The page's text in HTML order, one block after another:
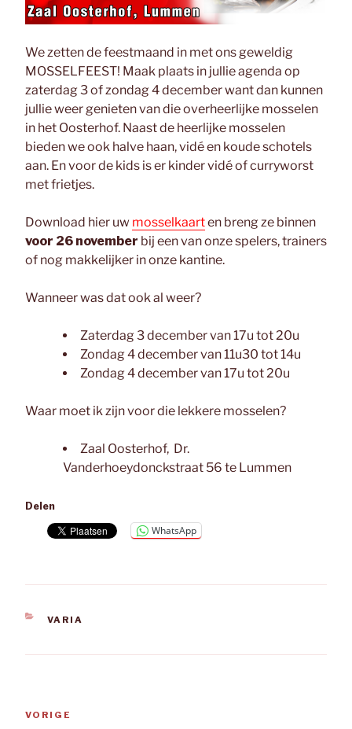
We zetten de feestmaand in met ons geweldig
MOSSELFEEST! Maak plaats in jullie agenda op
zaterdag 3 of zondag 4 december want dan kunnen
jullie weer genieten van die overheerlijke mosselen
in het Oosterhof. Naast de heerlijke mosselen
bieden we ook halve haan, vidé en koude schotels
aan. En voor de kids is er kinder vidé of curryworst
met frietjes.
Download hier uw mosselkaarten breng ze binnen
voor 26 november bij een van onze spelers, trainers
of nog makkelijker in onze kantine.
Wanneer was dat ook al weer?
Zaterdag 3 december van 17u tot 20u
Zondag 4 december van 11u30 tot 14u
Zondag 4 december van 17u tot 20u
Waar moet ik zijn voor die lekkere mosselen?
Zaal Oosterhof, Dr.
Vanderhoeydonckstraat 56 te Lummen
Delen
WhatsApp
CATEGORIEËN
VARIA
Vorig
VORIGE